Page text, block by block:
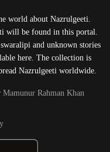
world about Nazrulgeeti.
will be found in this portal.
and unknown stories
here. The collection is
Nazrulgeeti worldwide.
Mamunur Rahman Khan